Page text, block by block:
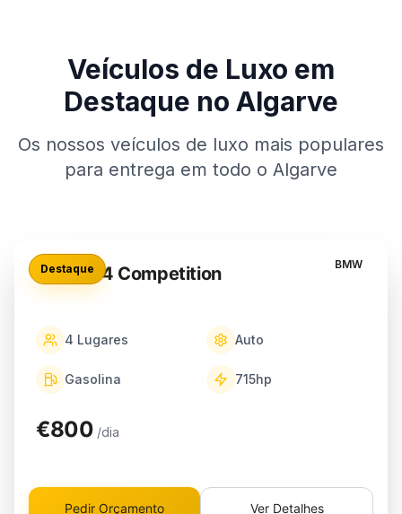
Veículos de Luxo em
Destaque no Algarve
Os nossos veículos de luxo mais populares
para entrega em todo o Algarve
Destaque BMW
BMW M4 Competition
4 Lugares Auto
Gasolina 715hp
€800 /dia
Pedir Orçamento Ver Detalhes